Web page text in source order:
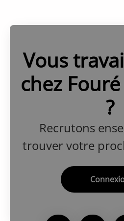
Vous
chez
?
Recrutons
trouver votre